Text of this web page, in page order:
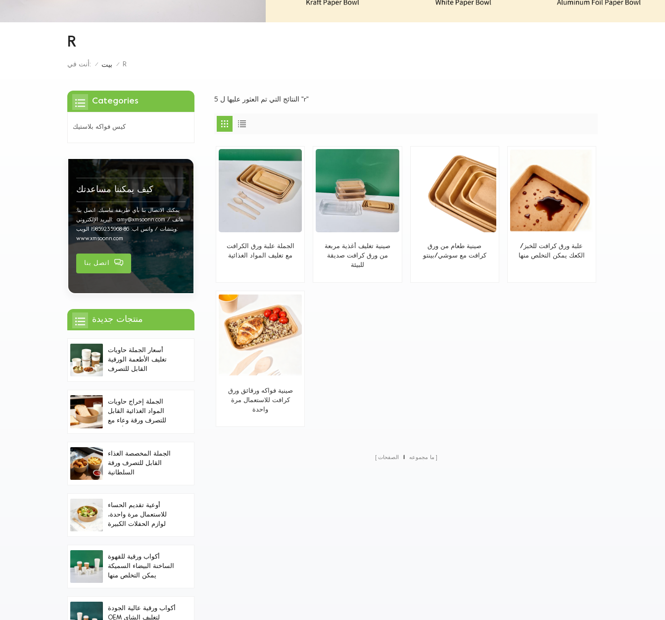
R
أنت في: / بيت / R
5 النتائج التي تم العثور عليها ل "r"
الجملة علبة ورق الكرافت
مع تغليف المواد الغذائية
صينية تغليف أغذية مربعة
من ورق كرافت صديقة
للبيئة
صينية طعام من ورق
كرافت مع سوشي/بينتو
علبة ورق كرافت للخبز/
الكعك يمكن التخلص منها
صينية فواكه ورقائق ورق
كرافت للاستعمال مرة
واحدة
ما مجموعه 1 الصفحات
Categories
كيس فواكه بلاستيك
كيف يمكننا مساعدتك
يمكنك الاتصال بنا بأي طريقة تناسبك. اتصل بنا:
البريد الإلكتروني: amy@xmsoonn.com هاتف /
ويتشات / واتس اب: 86-19859235968 الويب:
www.xmsoonn.com
اتصل بنا
منتجات جديدة
أسعار الجملة حاويات
تغليف الأطعمة الورقية
القابل للتصرف
الجملة إخراج حاويات
المواد الغذائية القابل
للتصرف ورقة وعاء مع
الجملة المخصصة الغذاء
القابل للتصرف ورقة
السلطانية
أوعية تقديم الحساء
للاستعمال مرة واحدة،
لوازم الحفلات الكبيرة
أكواب ورقية للقهوة
الساخنة البيضاء السميكة
يمكن التخلص منها
أكواب ورقية عالية الجودة
OEM لتغليف الشاي